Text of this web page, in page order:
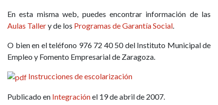
En esta misma web, puedes encontrar información de las
Aulas Tallery de los Programas de Garantía Social.
O bien en el teléfono 976 72 40 50 del Instituto Municipal de
Empleo y Fomento Empresarial de Zaragoza.
Instrucciones de escolarización
Publicado en Integraciónel 19 de abril de 2007.